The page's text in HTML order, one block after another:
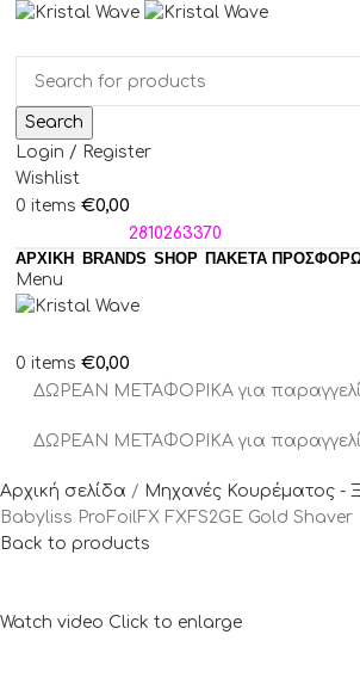
Search
Login / Register
Wishlist
0 items €0,00
2810263370
ΑΡΧΙΚΗ
BRANDS SHOP ΠΑΚΈΤΑ
Menu
0 items €0,00
ΔΩΡΕΑΝ ΜΕΤΑΦΟΡΙΚΑ για
ΔΩΡΕΑΝ ΜΕΤΑΦΟΡΙΚΑ για
Αρχική σελίδα
Μηχανές Κουρέματος -
Babyliss ProFoilFX FXFS2GE Gold Shaver
Back to products
Watch video Click to enlarge